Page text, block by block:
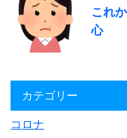
これ
心
カテゴリー
コロナ